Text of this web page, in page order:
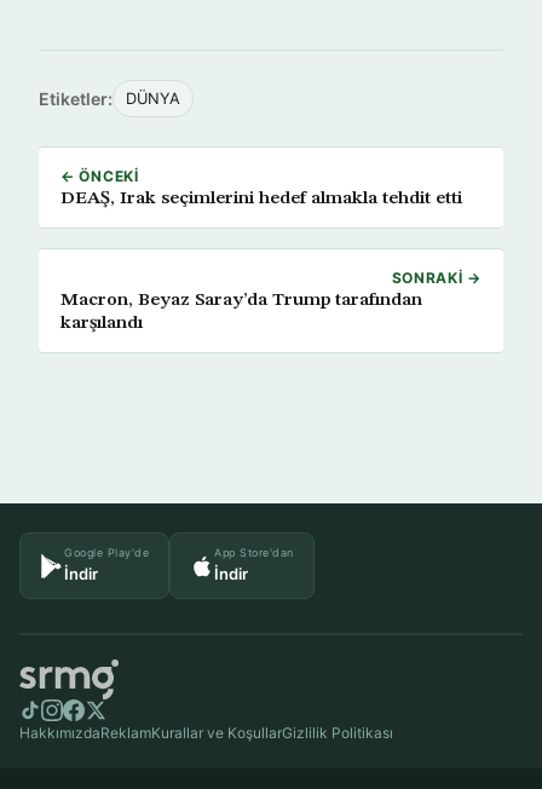
Etiketler: DÜNYA
← ÖNCEKI
DEAŞ, Irak seçimlerini hedef almakla tehdit etti
SONRAKI →
Macron, Beyaz Saray’da Trump tarafından
karşılandı
Google Play'de
İndir
App Store'dan
İndir
HakkımızdaReklamKurallar ve KoşullarGizlilik Politikası